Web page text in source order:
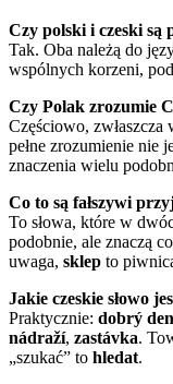
Czy polski i czeski są
Tak. Oba należą do
wspólnych korzeni,
Czy Polak zrozumie
Częściowo,
pełne zrozumienie nie
znaczenia wielu
Co to są fałszywi
To słowa, które w
podobnie, ale znaczą
uwaga, sklep to
Jakie czeskie słowo
Praktycznie: dobrý den
nádraží, zastávka.
„szukać” to hledat.